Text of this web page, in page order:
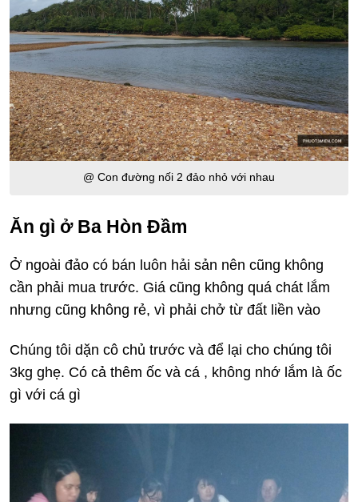
@ Con đường nối 2 đảo nhỏ với nhau
Ăn gì ở Ba Hòn Đầm
Ở ngoài đảo có bán luôn hải sản nên cũng không
cần phải mua trước. Giá cũng không quá chát lắm
nhưng cũng không rẻ, vì phải chở từ đất liền vào
Chúng tôi dặn cô chủ trước và để lại cho chúng tôi
3kg ghẹ. Có cả thêm ốc và cá , không nhớ lắm là ốc
gì với cá gì